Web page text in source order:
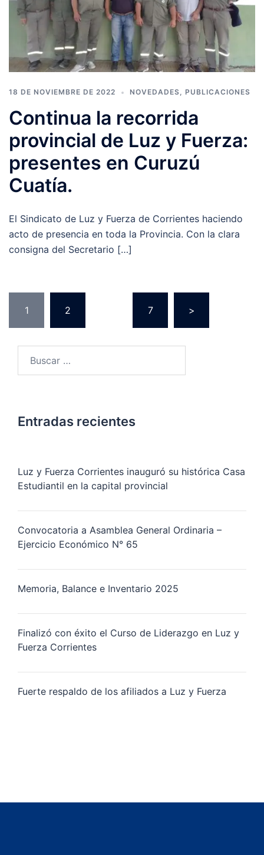
18 DE NOVIEMBRE DE 2022 NOVEDADES PUBLICACIONES
Continua la recorrida
provincial de Luz y Fuerza:
presentes en Curuzú
Cuatía.
El Sindicato de Luz y Fuerza de Corrientes haciendo
acto de presencia en toda la Provincia. Con la clara
consigna del Secretario […]
entradas
1 2 7 >
Entradas recientes
Luz y Fuerza Corrientes inauguró su histórica Casa
Estudiantil en la capital provincial
Convocatoria a Asamblea General Ordinaria –
Ejercicio Económico N° 65
Memoria, Balance e Inventario 2025
Finalizó con éxito el Curso de Liderazgo en Luz y
Fuerza Corrientes
Fuerte respaldo de los afiliados a Luz y Fuerza